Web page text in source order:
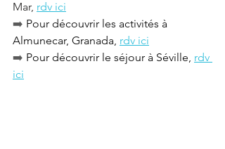
Mar, rdv ici
➡️ Pour découvrir les activités à
Almunecar, Granada, rdv ici
➡️ Pour découvrir le séjour à Séville, rdv
ici